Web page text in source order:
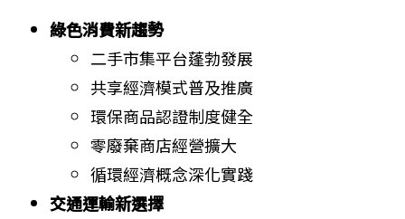
綠色消費新趨勢
二手市集平台蓬勃發展
共享經濟模式普及推廣
環保商品認證制度健全
零廢棄商店經營擴大
循環經濟概念深化實踐
交通運輸新選擇